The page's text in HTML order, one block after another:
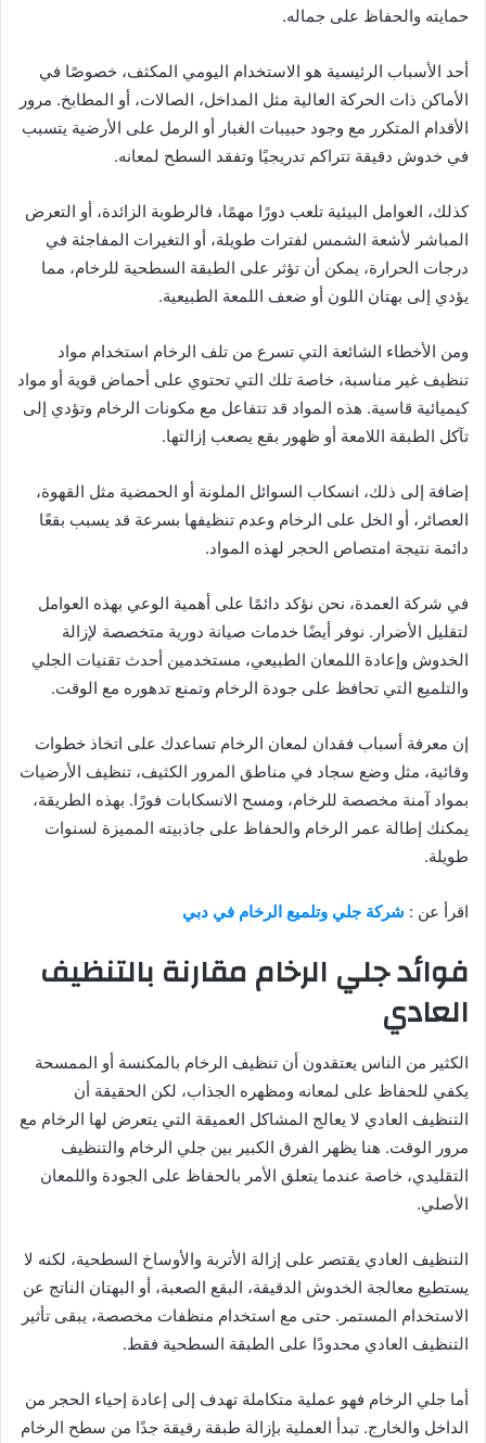
حمايته والحفاظ على جماله.
أحد الأسباب الرئيسية هو الاستخدام اليومي المكثف، خصوصًا في
الأماكن ذات الحركة العالية مثل المداخل، الصالات، أو المطابخ. مرور
الأقدام المتكرر مع وجود حبيبات الغبار أو الرمل على الأرضية يتسبب
في خدوش دقيقة تتراكم تدريجيًا وتفقد السطح لمعانه.
كذلك، العوامل البيئية تلعب دورًا مهمًا، فالرطوبة الزائدة، أو التعرض
المباشر لأشعة الشمس لفترات طويلة، أو التغيرات المفاجئة في
درجات الحرارة، يمكن أن تؤثر على الطبقة السطحية للرخام، مما
يؤدي إلى بهتان اللون أو ضعف اللمعة الطبيعية.
ومن الأخطاء الشائعة التي تسرع من تلف الرخام استخدام مواد
تنظيف غير مناسبة، خاصة تلك التي تحتوي على أحماض قوية أو مواد
كيميائية قاسية. هذه المواد قد تتفاعل مع مكونات الرخام وتؤدي إلى
تآكل الطبقة اللامعة أو ظهور بقع يصعب إزالتها.
إضافة إلى ذلك، انسكاب السوائل الملونة أو الحمضية مثل القهوة،
العصائر، أو الخل على الرخام وعدم تنظيفها بسرعة قد يسبب بقعًا
دائمة نتيجة امتصاص الحجر لهذه المواد.
في شركة العمدة، نحن نؤكد دائمًا على أهمية الوعي بهذه العوامل
لتقليل الأضرار. نوفر أيضًا خدمات صيانة دورية متخصصة لإزالة
الخدوش وإعادة اللمعان الطبيعي، مستخدمين أحدث تقنيات الجلي
والتلميع التي تحافظ على جودة الرخام وتمنع تدهوره مع الوقت.
إن معرفة أسباب فقدان لمعان الرخام تساعدك على اتخاذ خطوات
وقائية، مثل وضع سجاد في مناطق المرور الكثيف، تنظيف الأرضيات
بمواد آمنة مخصصة للرخام، ومسح الانسكابات فورًا. بهذه الطريقة،
يمكنك إطالة عمر الرخام والحفاظ على جاذبيته المميزة لسنوات
طويلة.
اقرأ عن : شركة جلي وتلميع الرخام في دبي
فوائد جلي الرخام مقارنة بالتنظيف
العادي
الكثير من الناس يعتقدون أن تنظيف الرخام بالمكنسة أو الممسحة
يكفي للحفاظ على لمعانه ومظهره الجذاب، لكن الحقيقة أن
التنظيف العادي لا يعالج المشاكل العميقة التي يتعرض لها الرخام مع
مرور الوقت. هنا يظهر الفرق الكبير بين جلي الرخام والتنظيف
التقليدي، خاصة عندما يتعلق الأمر بالحفاظ على الجودة واللمعان
الأصلي.
التنظيف العادي يقتصر على إزالة الأتربة والأوساخ السطحية، لكنه لا
يستطيع معالجة الخدوش الدقيقة، البقع الصعبة، أو البهتان الناتج عن
الاستخدام المستمر. حتى مع استخدام منظفات مخصصة، يبقى تأثير
التنظيف العادي محدودًا على الطبقة السطحية فقط.
أما جلي الرخام فهو عملية متكاملة تهدف إلى إعادة إحياء الحجر من
الداخل والخارج. تبدأ العملية بإزالة طبقة رقيقة جدًا من سطح الرخام